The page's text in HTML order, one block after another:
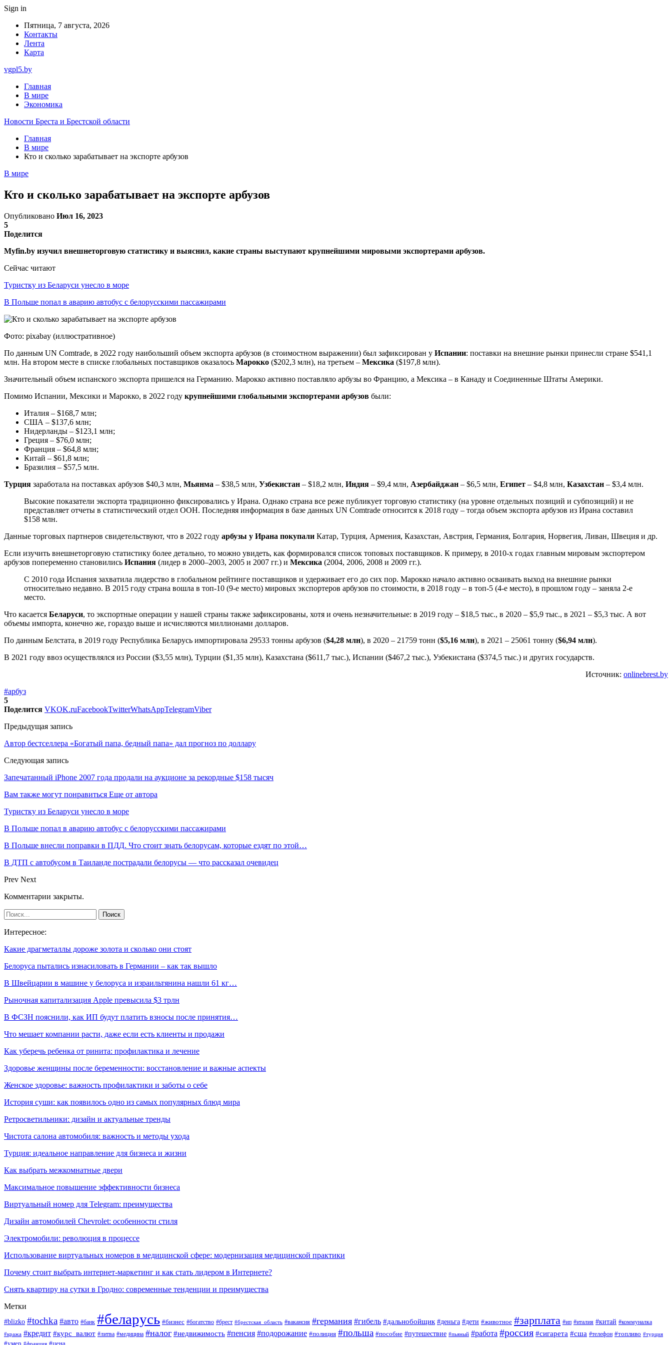
Sign in
Пятница, 7 августа, 2026
Контакты
Лента
Карта
vgpl5.by
Главная
В мире
Экономика
Новости Бреста и Брестской области
Главная
В мире
Кто и сколько зарабатывает на экспорте арбузов
В мире
Кто и сколько зарабатывает на экспорте арбузов
Опубликовано Июл 16, 2023
5
Поделится
Myfin.by изучил внешнеторговую статистику и выяснил, какие страны выступают крупнейшими мировыми экспортерами арбузов.
Сейчас читают
Туристку из Беларуси унесло в море
В Польше попал в аварию автобус с белорусскими пассажирами
Фото: pixabay (иллюстративное)
По данным UN Comtrade, в 2022 году наибольший объем экспорта арбузов (в стоимостном выражении) был зафиксирован у Испании: поставки на внешние рынки принесли стране $541,1
млн. На втором месте в списке глобальных поставщиков оказалось Марокко ($202,3 млн), на третьем – Мексика ($197,8 млн).
Значительный объем испанского экспорта пришелся на Германию. Марокко активно поставляло арбузы во Францию, а Мексика – в Канаду и Соединенные Штаты Америки.
Помимо Испании, Мексики и Марокко, в 2022 году крупнейшими глобальными экспортерами арбузов были:
Италия – $168,7 млн;
США – $137,6 млн;
Нидерланды – $123,1 млн;
Греция – $76,0 млн;
Франция – $64,8 млн;
Китай – $61,8 млн;
Бразилия – $57,5 млн.
Турция заработала на поставках арбузов $40,3 млн, Мьянма – $38,5 млн, Узбекистан – $18,2 млн, Индия – $9,4 млн, Азербайджан – $6,5 млн, Египет – $4,8 млн, Казахстан – $3,4 млн.
Высокие показатели экспорта традиционно фиксировались у Ирана. Однако страна все реже публикует торговую статистику (на уровне отдельных позиций и субпозиций) и не
представляет отчеты в статистический отдел ООН. Последняя информация в базе данных UN Comtrade относится к 2018 году – тогда объем экспорта арбузов из Ирана составил
$158 млн.
Данные торговых партнеров свидетельствуют, что в 2022 году арбузы у Ирана покупали Катар, Турция, Армения, Казахстан, Австрия, Германия, Болгария, Норвегия, Ливан, Швеция и др.
Если изучить внешнеторговую статистику более детально, то можно увидеть, как формировался список топовых поставщиков. К примеру, в 2010-х годах главным мировым экспортером
арбузов попеременно становились Испания (лидер в 2000–2003, 2005 и 2007 гг.) и Мексика (2004, 2006, 2008 и 2009 гг.).
С 2010 года Испания захватила лидерство в глобальном рейтинге поставщиков и удерживает его до сих пор. Марокко начало активно осваивать выход на внешние рынки
относительно недавно. В 2015 году страна вошла в топ-10 (9-е место) мировых экспортеров арбузов по стоимости, в 2018 году – в топ-5 (4-е место), в прошлом году – заняла 2-е
место.
Что касается Беларуси, то экспортные операции у нашей страны также зафиксированы, хотя и очень незначительные: в 2019 году – $18,5 тыс., в 2020 – $5,9 тыс., в 2021 – $5,3 тыс. А вот
объемы импорта, конечно же, гораздо выше и исчисляются миллионами долларов.
По данным Белстата, в 2019 году Республика Беларусь импортировала 29533 тонны арбузов ($4,28 млн), в 2020 – 21759 тонн ($5,16 млн), в 2021 – 25061 тонну ($6,94 млн).
В 2021 году ввоз осуществлялся из России ($3,55 млн), Турции ($1,35 млн), Казахстана ($611,7 тыс.), Испании ($467,2 тыс.), Узбекистана ($374,5 тыс.) и других государств.
Источник: onlinebrest.by
#арбуз
5
Поделится VKOK.ruFacebookTwitterWhatsAppTelegramViber
Предыдущая запись
Автор бестселлера «Богатый папа, бедный папа» дал прогноз по доллару
Следующая запись
Запечатанный iPhone 2007 года продали на аукционе за рекордные $158 тысяч
Вам также могут понравиться Еще от автора
Туристку из Беларуси унесло в море
В Польше попал в аварию автобус с белорусскими пассажирами
В Польше внесли поправки в ПДД. Что стоит знать белорусам, которые ездят по этой…
В ДТП с автобусом в Таиланде пострадали белорусы — что рассказал очевидец
Prev Next
Комментарии закрыты.
Интересное:
Какие драгметаллы дороже золота и сколько они стоят
Белоруса пытались изнасиловать в Германии – как так вышло
В Швейцарии в машине у белоруса и израильтянина нашли 61 кг…
Рыночная капитализация Apple превысила $3 трлн
В ФСЗН пояснили, как ИП будут платить взносы после принятия…
Что мешает компании расти, даже если есть клиенты и продажи
Как уберечь ребенка от ринита: профилактика и лечение
Здоровье женщины после беременности: восстановление и важные аспекты
Женское здоровье: важность профилактики и заботы о себе
История суши: как появилось одно из самых популярных блюд мира
Ретросветильники: дизайн и актуальные тренды
Чистота салона автомобиля: важность и методы ухода
Турция: идеальное направление для бизнеса и жизни
Как выбрать межкомнатные двери
Максимальное повышение эффективности бизнеса
Виртуальный номер для Telegram: преимущества
Дизайн автомобилей Chevrolet: особенности стиля
Электромобили: революция в процессе
Использование виртуальных номеров в медицинской сфере: модернизация медицинской практики
Почему стоит выбрать интернет-маркетинг и как стать лидером в Интернете?
Снять квартиру на сутки в Гродно: современные тенденции и преимущества
Метки
#blizko #tochka #авто #банк #беларусь #бизнес #богатство #брест #брестская_область #вакансия #германия #гибель #дальнобойщик #деньга #дети #животное #зарплата #ип #италия #китай #коммуналка
#кража #кредит #курс_валют #литва #медицина #налог #недвижимость #пенсия #подорожание #полиция #польша #пособие #путешествие #пьяный #работа #россия #сигарета #сша #телефон #топливо #турция
#умер #франция #цена